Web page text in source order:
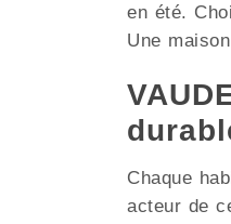
en été.
Une
Chaque
acteur de